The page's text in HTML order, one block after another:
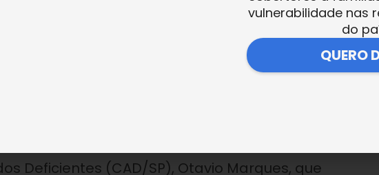
ensina a vencer
da LBV, pois a gente percebe que [na
valorizado. Deu pra ver o brilho e a curiosidade no
e muito gratificante”, destacou Ana Aurélia
Deficientes (CAD/SP), Otavio Marques, que
vulnerabilidade nas
do
QUERO